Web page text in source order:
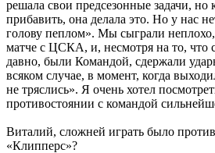
решала свои предсезонные задачи, но
прибавить, она делала это. Но у нас
голову пеплом». Мы сыграли неплохо,
матче с ЦСКА, и, несмотря на то, что
давно, были Командой, сдержали
всяком случае, в момент, когда
не тряслись». Я очень хотел
противостоянии с командой
Виталий, сложней играть было
«Клипперс»?